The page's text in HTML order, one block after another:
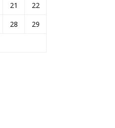
21
22
28
29